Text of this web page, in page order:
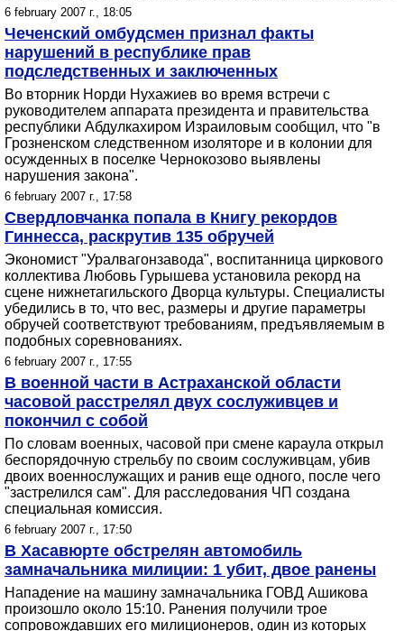
6 february 2007 г., 18:05
Чеченский омбудсмен признал факты
нарушений в республике прав
подследственных и заключенных
Во вторник Норди Нухажиев во время встречи с
руководителем аппарата президента и правительства
республики Абдулкахиром Израиловым сообщил, что "в
Грозненском следственном изоляторе и в колонии для
осужденных в поселке Чернокозово выявлены
нарушения закона".
6 february 2007 г., 17:58
Свердловчанка попала в Книгу рекордов
Гиннесса, раскрутив 135 обручей
Экономист "Уралвагонзавода", воспитанница циркового
коллектива Любовь Гурышева установила рекорд на
сцене нижнетагильского Дворца культуры. Специалисты
убедились в то, что вес, размеры и другие параметры
обручей соответствуют требованиям, предъявляемым в
подобных соревнованиях.
6 february 2007 г., 17:55
В военной части в Астраханской области
часовой расстрелял двух сослуживцев и
покончил с собой
По словам военных, часовой при смене караула открыл
беспорядочную стрельбу по своим сослуживцам, убив
двоих военнослужащих и ранив еще одного, после чего
"застрелился сам". Для расследования ЧП создана
специальная комиссия.
6 february 2007 г., 17:50
В Хасавюрте обстрелян автомобиль
замначальника милиции: 1 убит, двое ранены
Нападение на машину замначальника ГОВД Ашикова
произошло около 15:10. Ранения получили трое
сопровождавших его милиционеров, один из которых